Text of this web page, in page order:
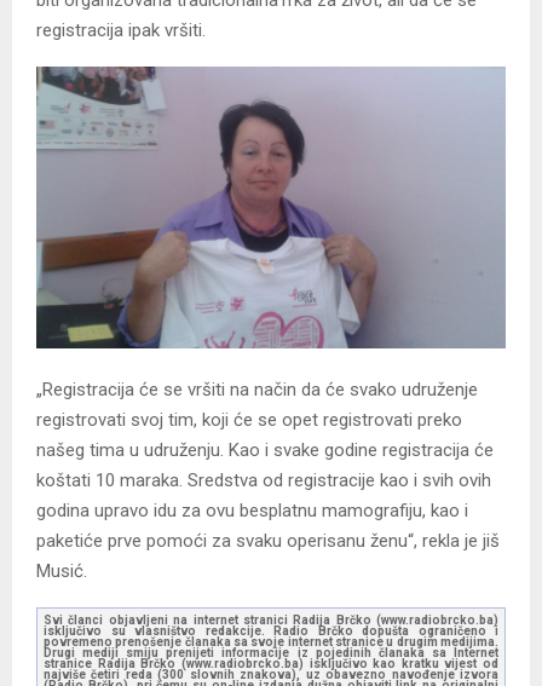
registracija ipak vršiti.
„Registracija će se vršiti na način da će svako udruženje
registrovati svoj tim, koji će se opet registrovati preko
našeg tima u udruženju. Kao i svake godine registracija će
koštati 10 maraka. Sredstva od registracije kao i svih ovih
godina upravo idu za ovu besplatnu mamografiju, kao i
paketiće prve pomoći za svaku operisanu ženu“, rekla je jiš
Musić.
Svi članci objavljeni na internet stranici Radija Brčko (www.radiobrcko.ba)
isključivo su vlasništvo redakcije. Radio Brčko dopušta ograničeno i
povremeno prenošenje članaka sa svoje internet stranice u drugim medijima.
Drugi mediji smiju prenijeti informacije iz pojedinih članaka sa Internet
stranice Radija Brčko (www.radiobrcko.ba) isključivo kao kratku vijest od
najviše četiri reda (300 slovnih znakova), uz obavezno navođenje izvora